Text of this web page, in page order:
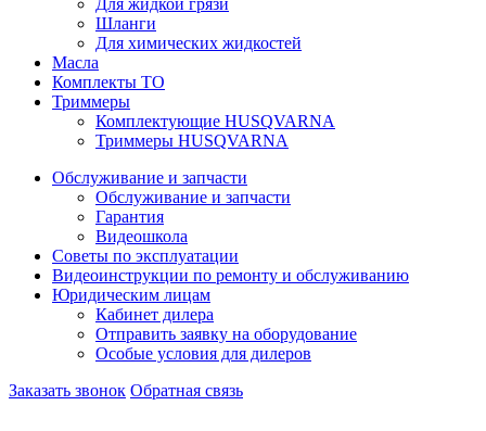
Шланги
Для химических жидкостей
Масла
Комплекты ТО
Триммеры
Комплектующие HUSQVARNA
Триммеры HUSQVARNA
Обслуживание и запчасти
Обслуживание и запчасти
Гарантия
Видеошкола
Советы по эксплуатации
Видеоинструкции по ремонту и обслуживанию
Юридическим лицам
Кабинет дилера
Отправить заявку на оборудование
Особые условия для дилеров
Заказать звонок Обратная связь